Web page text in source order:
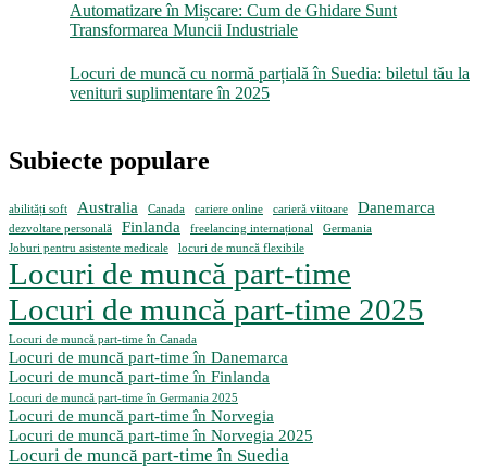
Automatizare în Mișcare: Cum de Ghidare Sunt
Transformarea Muncii Industriale
Locuri de muncă cu normă parțială în Suedia: biletul tău la
venituri suplimentare în 2025
Subiecte populare
abilități soft Australia Canada cariere online carieră viitoare Danemarca
dezvoltare personală Finlanda freelancing internațional
Germania
Joburi pentru asistente medicale
locuri de muncă flexibile
Locuri de muncă part-time
Locuri de muncă part-time 2025
Locuri de muncă part-time în Canada
Locuri de muncă part-time în Danemarca
Locuri de muncă part-time în Finlanda
Locuri de muncă part-time în Germania 2025
Locuri de muncă part-time în Norvegia
Locuri de muncă part-time în Norvegia 2025
Locuri de muncă part-time în Suedia